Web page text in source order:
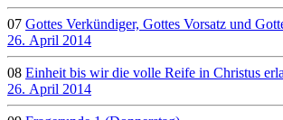
07 Gottes Verkündiger, Gottes Vorsatz und
26. April 2014
08 Einheit bis wir die volle Reife in Christus
26. April 2014